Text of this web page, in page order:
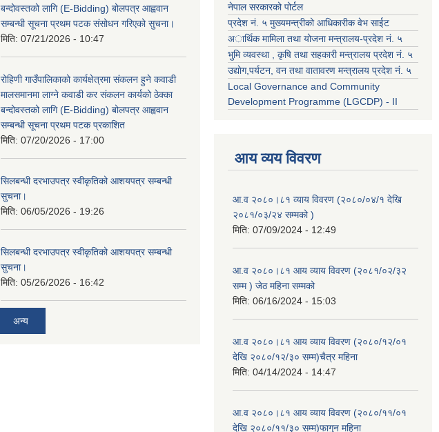
बन्दोवस्तको लागि (E-Bidding) बोलपत्र आह्ववान
सम्बन्धी सूचना प्रथम पटक संसोधन गरिएको सुचना।
मिति: 07/21/2026 - 10:47
रोहिणी गाउँपालिकाको कार्यक्षेत्रमा संकलन हुने कवाडी
मालसमानमा लाग्ने कवाडी कर संकलन कार्यको ठेक्का
बन्दोवस्तको लागि (E-Bidding) बोलपत्र आह्ववान
सम्बन्धी सूचना प्रथम पटक प्रकाशित
मिति: 07/20/2026 - 17:00
सिलबन्धी दरभाउपत्र स्वीकृतिको आशयपत्र सम्बन्धी
सुचना।
मिति: 06/05/2026 - 19:26
सिलबन्धी दरभाउपत्र स्वीकृतिको आशयपत्र सम्बन्धी
सुचना।
मिति: 05/26/2026 - 16:42
अन्य
नेपाल सरकारको पोर्टल
प्रदेश नं. ५ मुख्यमन्त्रीको आधिकारीक वेभ साईट
अार्थिक मामिला तथा योजना मन्त्रालय-प्रदेश नं. ५
भुमि व्यवस्था , कृषि तथा सहकारी मन्त्रालय प्रदेश नं. ५
उद्याेग,पर्यटन, वन तथा वातावरण मन्त्रालय प्रदेश नं. ५
Local Governance and Community
Development Programme (LGCDP) - II
आय व्यय विवरण
आ.व २०८०।८१ व्याय विवरण (२०८०/०४/१ देखि
२०८१/०३/२४ सम्मको )
मिति: 07/09/2024 - 12:49
आ.व २०८०।८१ आय व्याय विवरण (२०८१/०२/३२
सम्म ) जेठ महिना सम्मको
मिति: 06/16/2024 - 15:03
आ.व २०८०।८१ आय व्याय विवरण (२०८०/१२/०१
देखि २०८०/१२/३० सम्म)चैत्र महिना
मिति: 04/14/2024 - 14:47
आ.व २०८०।८१ आय व्याय विवरण (२०८०/११/०१
देखि २०८०/११/३० सम्म)फागुन महिना